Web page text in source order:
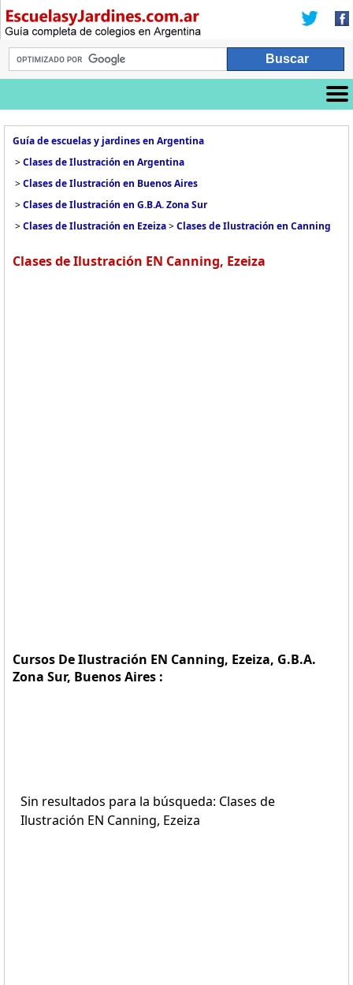
Guía de escuelas y jardines en Argentina
>Clases de Ilustración en Argentina
>Clases de Ilustración en Buenos Aires
>Clases de Ilustración en G.B.A. Zona Sur
>Clases de Ilustración en Ezeiza>Clases de Ilustración en Canning
Clases de Ilustración EN Canning, Ezeiza
Cursos De Ilustración EN Canning, Ezeiza, G.B.A.
Zona Sur, Buenos Aires :
Sin resultados para la búsqueda: Clases de
Ilustración EN Canning, Ezeiza